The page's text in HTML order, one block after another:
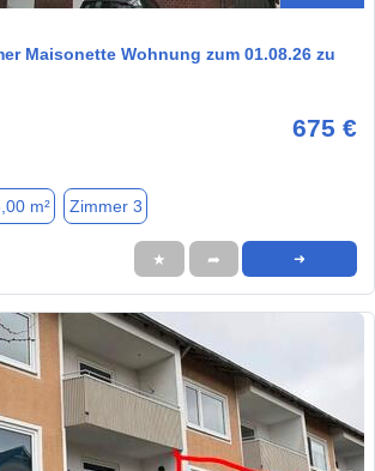
Maisonette Wohnung zum 01.08.26 zu
675 €
m² Zimmer 3
★ ➦ ➜